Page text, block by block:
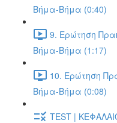
Βήμα-Βήμα (0:40)
9. Ερώτηση
Βήμα-Βήμα (1:17)
10. Ερώτηση
Βήμα-Βήμα (0:08)
TEST |